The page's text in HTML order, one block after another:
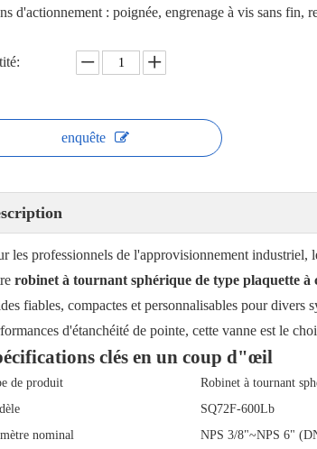
d'actionnement : poignée, engrenage à vis sans fin,
enquête
les professionnels de l'approvisionnement industriel,
robinet à tournant sphérique de type plaquette à
fiables, compactes et personnalisables pour divers
d'étanchéité de pointe, cette vanne est le
clés en un coup d"œil
de produit
Robinet à tournant
SQ72F-600Lb
nominal
NPS 3/8"~NPS 6"